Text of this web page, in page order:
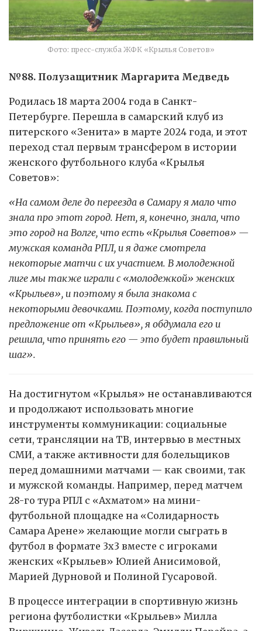
Фото: пресс-служба ЖФК «Крылья Советов»
№88. Полузащитник Маргарита Медведь
Родилась 18 марта 2004 года в Санкт-
Петербурге. Перешла в самарский клуб из
питерского «Зенита» в марте 2024 года, и этот
переход стал первым трансфером в истории
женского футбольного клуба «Крылья
Советов»:
«На самом деле до переезда в Самару я мало что
знала про этот город. Нет, я, конечно, знала, что
это город на Волге, что есть «Крылья Советов» —
мужская команда РПЛ, и я даже смотрела
некоторые матчи с их участием. В молодежной
лиге мы также играли с «молодежкой» женских
«Крыльев», и поэтому я была знакома с
некоторыми девочками. Поэтому, когда поступило
предложение от «Крыльев», я обдумала его и
решила, что принять его — это будет правильный
шаг».
На достигнутом «Крылья» не останавливаются
и продолжают использовать многие
инструменты коммуникации: социальные
сети, трансляции на ТВ, интервью в местных
СМИ, а также активности для болельщиков
перед домашними матчами — как своими, так
и мужской команды. Например, перед матчем
28-го тура РПЛ с «Ахматом» на мини-
футбольной площадке на «Солидарность
Самара Арене» желающие могли сыграть в
футбол в формате 3х3 вместе с игроками
женских «Крыльев» Юлией Анисимовой,
Марией Дурновой и Полиной Гусаровой.
В процессе интеграции в спортивную жизнь
региона футболистки «Крыльев» Милла